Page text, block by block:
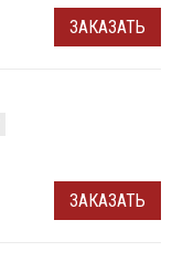
ЗАКАЗАТЬ
ЗАКАЗАТЬ